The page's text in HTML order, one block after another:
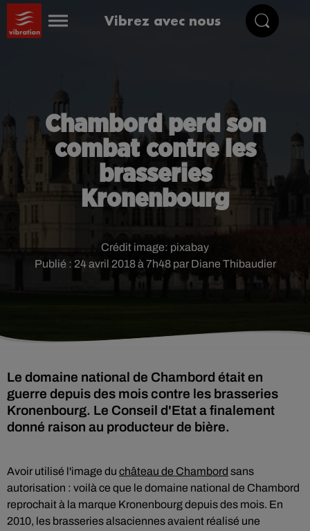
Vibrez avec nous
Chambord perd son
combat contre les
brasseries
Kronenbourg
Publié : 24 avril 2018 à 7h48 par Diane Thibaudier
Crédit image: pixabay
Le domaine national de Chambord était en
guerre depuis des mois contre les brasseries
Kronenbourg. Le Conseil d'Etat a finalement
donné raison au producteur de bière.
Avoir utilisé l'image du château de Chambord sans
autorisation : voilà ce que le domaine national de Chambord
reprochait à la marque Kronenbourg depuis des mois. En
2010, les brasseries alsaciennes avaient réalisé une